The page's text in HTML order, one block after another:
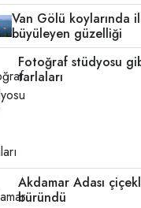
Van Gölü koylarında
büyüleyen güzelliği
Fotoğraf stüdyosu
tarlaları
Akdamar Adası
büründü